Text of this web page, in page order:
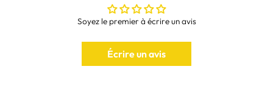
🤸‍♀️ATTEIGNEZ VOS
OBJECTIFS AVEC NOS
GANTS DE GYMNASTIQUE !
Soyez le premier à écrire un avis
Écrire un avis